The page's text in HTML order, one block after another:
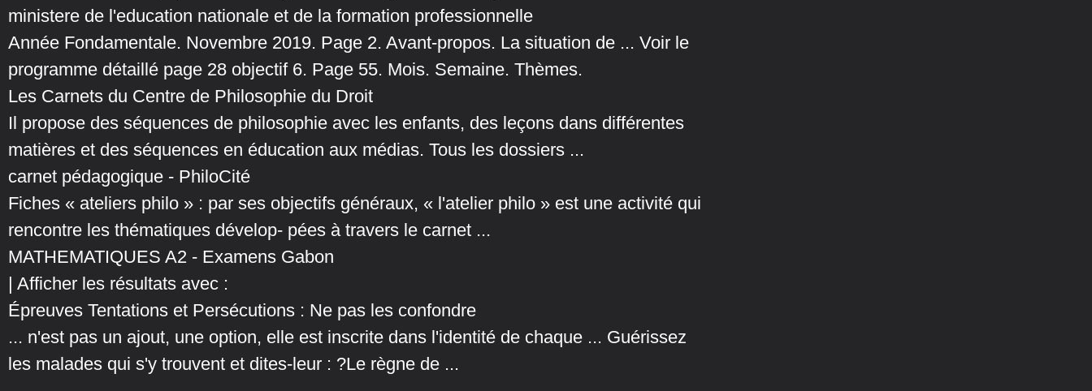
ministere de l'education nationale et de la formation professionnelle
Année Fondamentale. Novembre 2019. Page 2. Avant-propos. La situation de ... Voir le
programme détaillé page 28 objectif 6. Page 55. Mois. Semaine. Thèmes.
Les Carnets du Centre de Philosophie du Droit
Il propose des séquences de philosophie avec les enfants, des leçons dans différentes
matières et des séquences en éducation aux médias. Tous les dossiers ...
carnet pédagogique - PhiloCité
Fiches « ateliers philo » : par ses objectifs généraux, « l'atelier philo » est une activité qui
rencontre les thématiques dévelop- pées à travers le carnet ...
MATHEMATIQUES A2 - Examens Gabon
| Afficher les résultats avec :
Épreuves Tentations et Persécutions : Ne pas les confondre
... n'est pas un ajout, une option, elle est inscrite dans l'identité de chaque ... Guérissez
les malades qui s'y trouvent et dites-leur : ?Le règne de ...